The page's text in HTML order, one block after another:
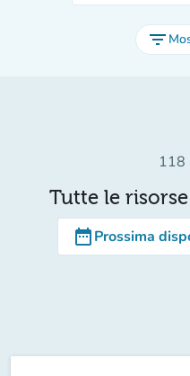
filter_list
118
Tutte le
date_rangeProssima